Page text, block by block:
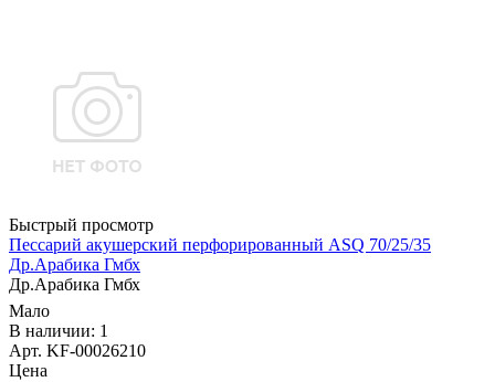
Быстрый просмотр
Пессарий акушерский перфорированный ASQ 70/25/35
Др.Арабика Гмбх
Др.Арабика Гмбх
Мало
В наличии: 1
Арт. KF-00026210
Цена